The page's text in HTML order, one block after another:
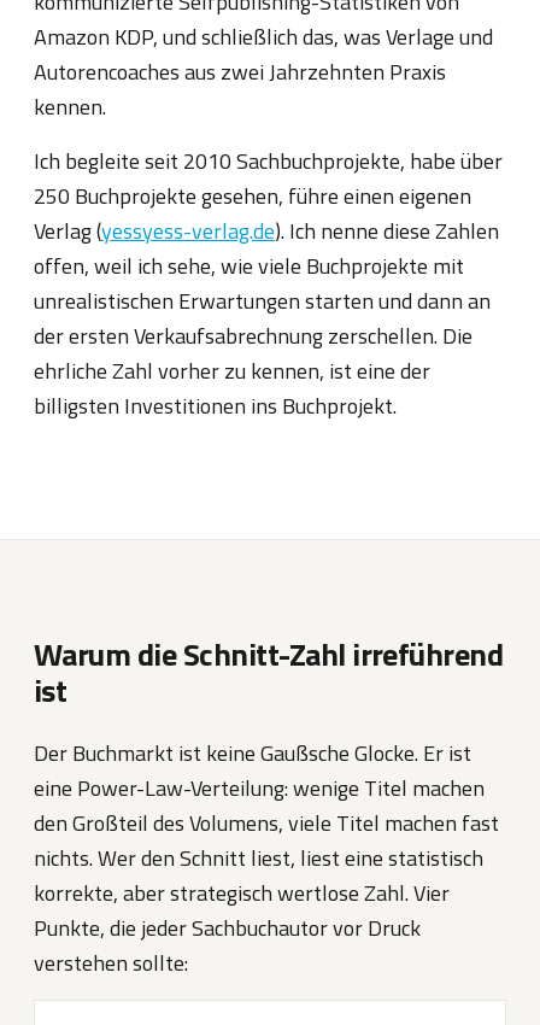
Amazon KDP, und schließlich das, was Verlage und
Autorencoaches aus zwei Jahrzehnten Praxis
kennen.
Ich begleite seit 2010 Sachbuchprojekte, habe über
250 Buchprojekte gesehen, führe einen eigenen
Verlag (yessyess-verlag.de). Ich nenne diese Zahlen
offen, weil ich sehe, wie viele Buchprojekte mit
unrealistischen Erwartungen starten und dann an
der ersten Verkaufsabrechnung zerschellen. Die
ehrliche Zahl vorher zu kennen, ist eine der
billigsten Investitionen ins Buchprojekt.
Warum die Schnitt-Zahl irreführend
ist
Der Buchmarkt ist keine Gaußsche Glocke. Er ist
eine Power-Law-Verteilung: wenige Titel machen
den Großteil des Volumens, viele Titel machen fast
nichts. Wer den Schnitt liest, liest eine statistisch
korrekte, aber strategisch wertlose Zahl. Vier
Punkte, die jeder Sachbuchautor vor Druck
verstehen sollte: